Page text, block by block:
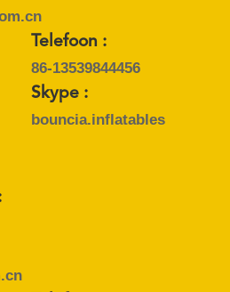
Telefoon :
86-13539844456
Skype :
bouncia.inflatables